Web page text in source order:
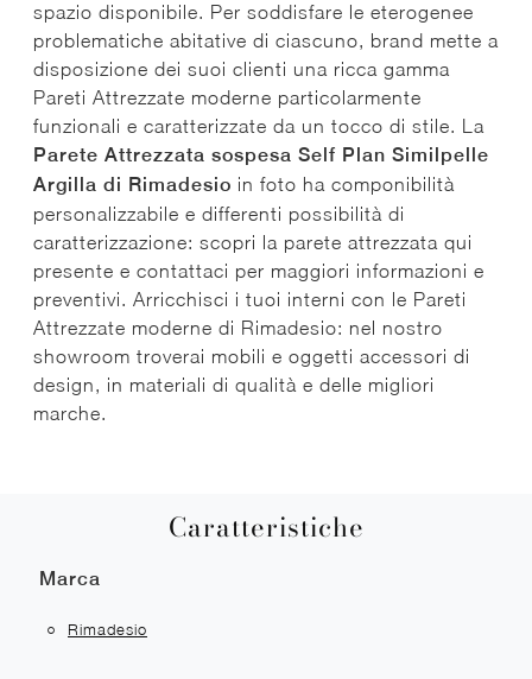
spazio disponibile. Per soddisfare le eterogenee
problematiche abitative di ciascuno, brand mette a
disposizione dei suoi clienti una ricca gamma
Pareti Attrezzate moderne particolarmente
funzionali e caratterizzate da un tocco di stile. La
Parete Attrezzata sospesa Self Plan Similpelle
Argilla di Rimadesio in foto ha componibilità
personalizzabile e differenti possibilità di
caratterizzazione: scopri la parete attrezzata qui
presente e contattaci per maggiori informazioni e
preventivi. Arricchisci i tuoi interni con le Pareti
Attrezzate moderne di Rimadesio: nel nostro
showroom troverai mobili e oggetti accessori di
design, in materiali di qualità e delle migliori
marche.
Caratteristiche
Marca
Rimadesio